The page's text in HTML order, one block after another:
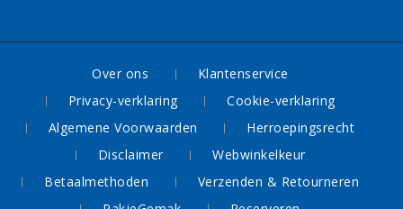
Over ons
Klantenservice
Privacy-verklaring
Cookie-verklaring
Algemene Voorwaarden
Herroepingsrecht
Disclaimer
Webwinkelkeur
Betaalmethoden
Verzenden & Retourneren